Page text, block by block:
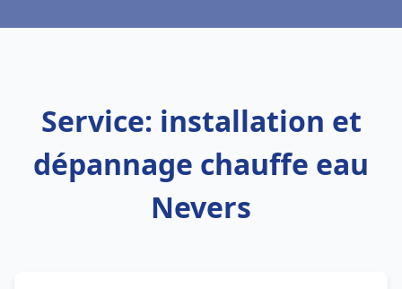
Service: installation et
dépannage chauffe eau
Nevers